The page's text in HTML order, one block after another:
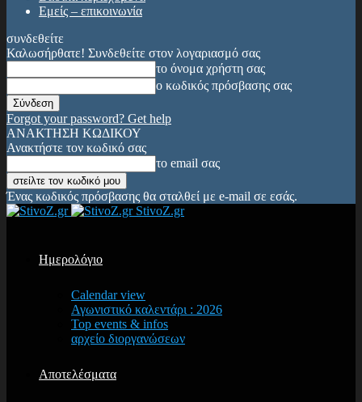
Εμείς – επικοινωνία
συνδεθείτε
Καλωσήρθατε! Συνδεθείτε στον λογαριασμό σας
το όνομα χρήστη σας
ο κωδικός πρόσβασης σας
Forgot your password? Get help
ΑΝΑΚΤΗΣΗ ΚΩΔΙΚΟΥ
Ανακτήστε τον κωδικό σας
το email σας
Ένας κωδικός πρόσβασης θα σταλθεί με e-mail σε εσάς.
StivoZ.gr
Ημερολόγιο
Calendar view
Αγωνιστικό καλεντάρι : 2026
Top events & infos
αρχείο διοργανώσεων
Αποτελέσματα